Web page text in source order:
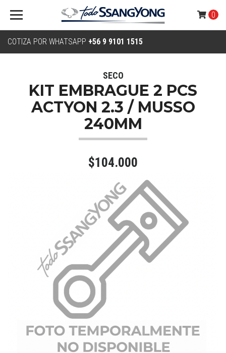
COTIZA POR WHATSAPP +56 9 9101 1515
0
SECO
KIT EMBRAGUE 2 PCS
ACTYON 2.3 / MUSSO
240MM
$104.000